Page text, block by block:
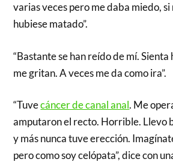
varias veces pero me daba miedo, si
hubiese matado”.
“Bastante se han reído de mí.
me gritan. A veces me da como ira”.
“Tuvecáncer de canal anal. Me
amputaron el recto. Horrible. Llevo
y más nunca tuve erección.
pero como soy celópata”, dice con